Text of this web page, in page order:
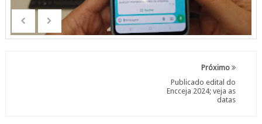
Próximo
Publicado edital do
Encceja 2024; veja as
datas